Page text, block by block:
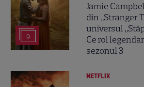
9
Jamie
din „Stranger
universul
Ce rol
sezonul 3
NETFLIX